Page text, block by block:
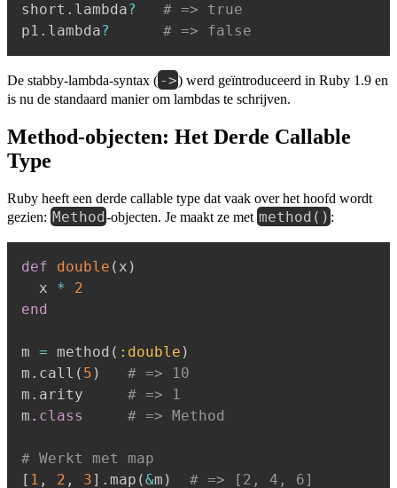
short . lambda?
# => true
p1 . lambda? # => false
De stabby-lambda-syntax ( ->) werd geïntroduceerd in Ruby 1.9 en
is nu de standaard manier om lambdas te schrijven.
Method-objecten: Het Derde Callable
Type
Ruby heeft een derde callable type dat vaak over het hoofd wordt
gezien: Method-objecten. Je maakt ze met method() :
def double ( x )
  x
*
2
end
m = method ( :double )
m . call ( 5 )
# => 10
m . arity # => 1
m . class # => Method
# Werkt met map
[ 1 , 2 , 3] . map (&m ) # => [2, 4, 6]